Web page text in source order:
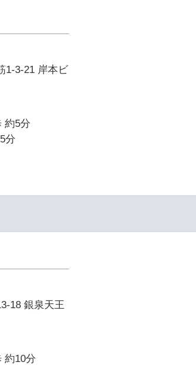
1-3-21 岸本ビ
約5分
分
18 銀泉天王
約10分